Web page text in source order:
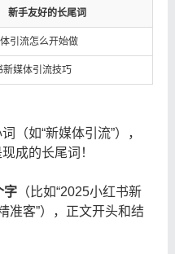
新手友好的长尾词
引流怎么开始做
媒体引流技巧
（如“新媒体引流”），
成的长尾词！
字（比如“2025小红书新
准客”），正文开头和结